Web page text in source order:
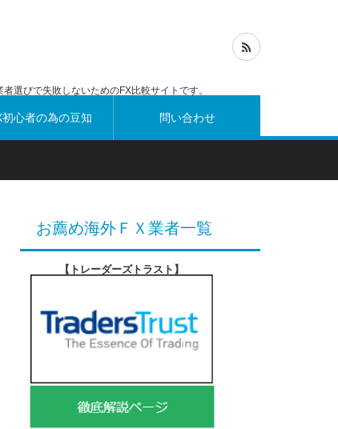
選びで失敗しないためのFX比較サイトです。
初心者の為の豆知 問い合わせ
お薦め海外ＦＸ業者一覧
【トレーダーズトラスト 】